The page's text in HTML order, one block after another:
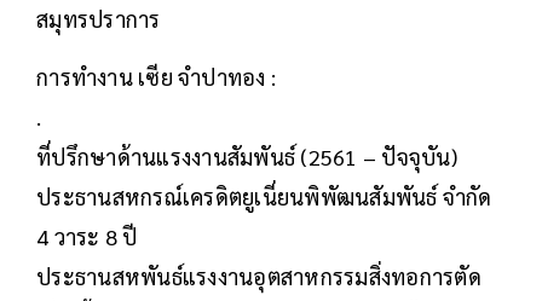
สมุทรปราการ
การทำงาน เซีย จำปาทอง :
.
ที่ปรึกษาด้านแรงงานสัมพันธ์ (2561 – ปัจจุบัน)
ประธานสหกรณ์เครดิตยูเนี่ยนพิพัฒนสัมพันธ์ จำกัด
4 วาระ 8 ปี
ประธานสหพันธ์แรงงานอุตสาหกรรมสิ่งทอการตัด